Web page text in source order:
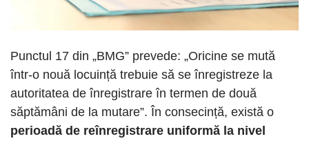
Punctul 17 din „BMG” prevede: „Oricine se mută
într-o nouă locuință trebuie să se înregistreze la
autoritatea de înregistrare în termen de două
săptămâni de la mutare”. În consecință, există o
perioadă de reînregistrare uniformă la nivel